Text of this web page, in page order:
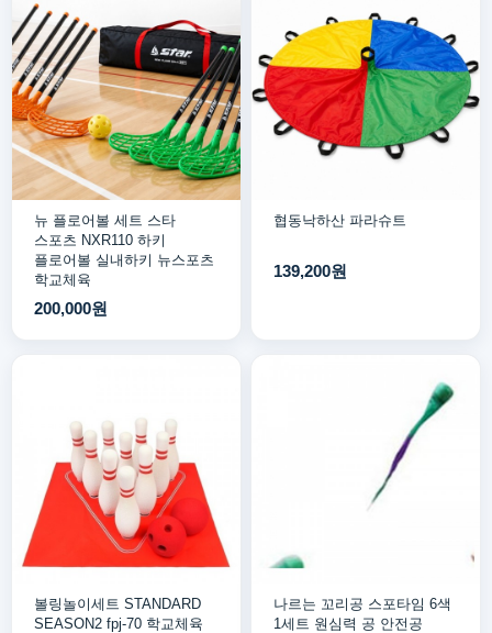
뉴 플로어볼 세트 스타
스포츠 NXR110 하키
플로어볼 실내하키 뉴스포츠
학교체육
200,000원
협동낙하산 파라슈트
139,200원
볼링놀이세트 STANDARD
SEASON2 fpj-70 학교체육
나르는 꼬리공 스포타임 6색
1세트 원심력 공 안전공